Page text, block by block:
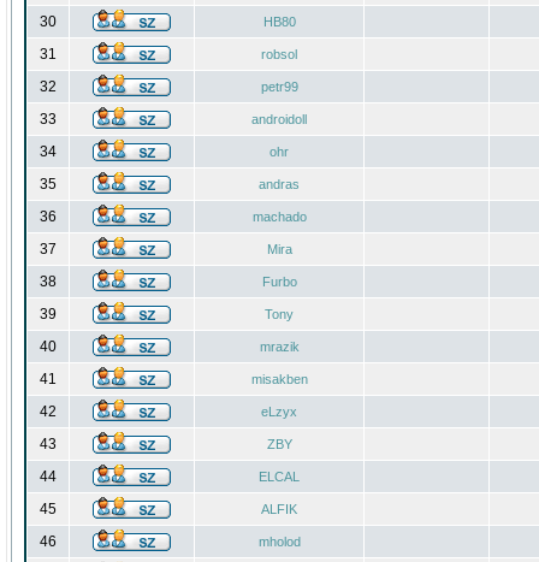
30 HB80
31 robsol
32 petr99
33 androidoll
34 ohr
35 andras
36 machado
37 Mira
38 Furbo
39 Tony
40 mrazik
41 misakben
42 eLzyx
43 ZBY
44 ELCAL
45 ALFIK
46 mholod